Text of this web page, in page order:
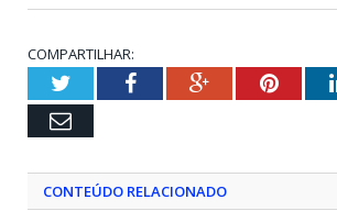
COMPARTILHAR:
TwitterFacebookGoogle+
Email
CONTEÚDO RELACIONADO